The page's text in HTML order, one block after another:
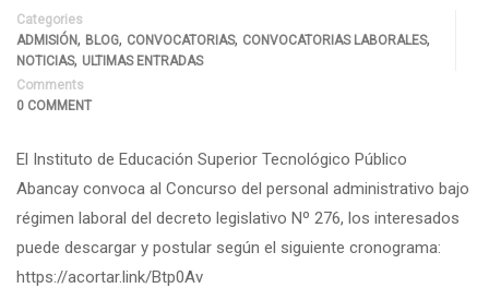
Categories
ADMISIÓN, BLOG, CONVOCATORIAS, CONVOCATORIAS LABORALES,
NOTICIAS, ULTIMAS ENTRADAS
Comments
0 COMMENT
El Instituto de Educación Superior Tecnológico Público
Abancay convoca al Concurso del personal administrativo bajo
régimen laboral del decreto legislativo Nº 276, los interesados
puede descargar y postular según el siguiente cronograma:
https://acortar.link/Btp0Av